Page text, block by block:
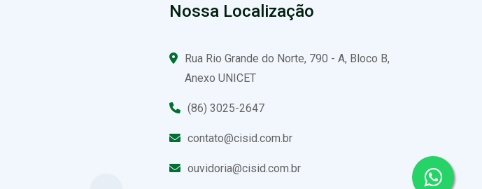
Nossa Localização
Rua Rio Grande do Norte, 790 - A, Bloco B,
Anexo UNICET
(86) 3025-2647
contato@cisid.com.br
ouvidoria@cisid.com.br